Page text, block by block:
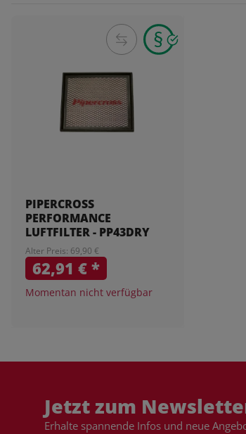
PIPERCROSS
PERFORMANCE
LUFTFILTER - PP43DRY
Alter Preis: 69,90 €
62,91 €*
Momentan nicht verfügbar
Jetzt zum
Erhalte spannende Infos und neue